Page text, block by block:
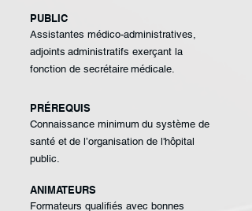
PUBLIC
Assistantes médico-administratives,
adjoints administratifs exerçant la
fonction de secrétaire médicale.
PRÉREQUIS
Connaissance minimum du système de
santé et de l’organisation de l'hôpital
public.
ANIMATEURS
Formateurs qualifiés avec bonnes